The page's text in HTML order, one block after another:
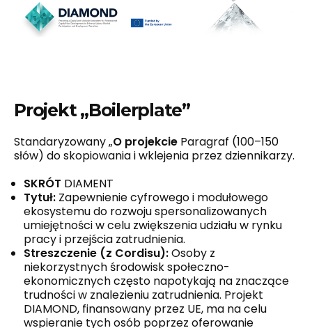
Projekt „Boilerplate”
Standaryzowany „O projekcie Paragraf (100–150
słów) do skopiowania i wklejenia przez dziennikarzy.
SKRÓT DIAMENT
Tytuł: Zapewnienie cyfrowego i modułowego
ekosystemu do rozwoju spersonalizowanych
umiejętności w celu zwiększenia udziału w rynku
pracy i przejścia zatrudnienia.
Streszczenie (z Cordisu):Osoby z
niekorzystnych środowisk społeczno-
ekonomicznych często napotykają na znaczące
trudności w znalezieniu zatrudnienia. Projekt
DIAMOND, finansowany przez UE, ma na celu
wspieranie tych osób poprzez oferowanie